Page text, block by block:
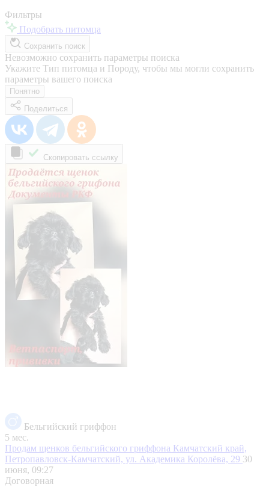
Фильтры
Подобрать питомца
Сохранить поиск
Невозможно сохранить параметры поиска
Укажите Тип питомца и Породу, чтобы мы могли сохранить
параметры вашего поиска
Понятно
Поделиться
Скопировать ссылку
Бельгийский гриффон
5 мес.
Продам щенков бельгийского гриффона Камчатский край,
Петропавловск-Камчатский, ул. Академика Королёва, 29 30
июня, 09:27
Договорная